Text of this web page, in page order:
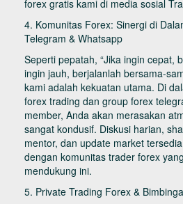
forex gratis kami di media sosial
4. Komunitas Forex: Sinergi di
Telegram & Whatsapp
Seperti pepatah, “Jika ingin cepat,
ingin jauh, berjalanlah bersama-
kami adalah kekuatan utama. Di
forex trading dan group forex
member, Anda akan merasakan
sangat kondusif. Diskusi harian,
mentor, dan update market
dengan komunitas trader forex
mendukung ini.
5. Private Trading Forex &